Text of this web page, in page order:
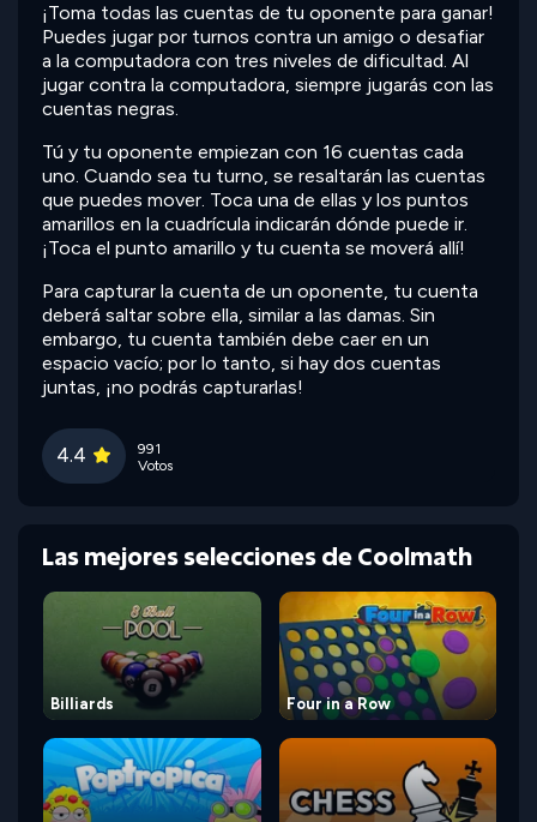
¡Toma todas las cuentas de tu oponente para ganar!
Puedes jugar por turnos contra un amigo o desafiar
a la computadora con tres niveles de dificultad. Al
jugar contra la computadora, siempre jugarás con las
cuentas negras.
Tú y tu oponente empiezan con 16 cuentas cada
uno. Cuando sea tu turno, se resaltarán las cuentas
que puedes mover. Toca una de ellas y los puntos
amarillos en la cuadrícula indicarán dónde puede ir.
¡Toca el punto amarillo y tu cuenta se moverá allí!
Para capturar la cuenta de un oponente, tu cuenta
deberá saltar sobre ella, similar a las damas. Sin
embargo, tu cuenta también debe caer en un
espacio vacío; por lo tanto, si hay dos cuentas
juntas, ¡no podrás capturarlas!
4.4
991
Votos
Las mejores selecciones de Coolmath
Billiards Four in a Row